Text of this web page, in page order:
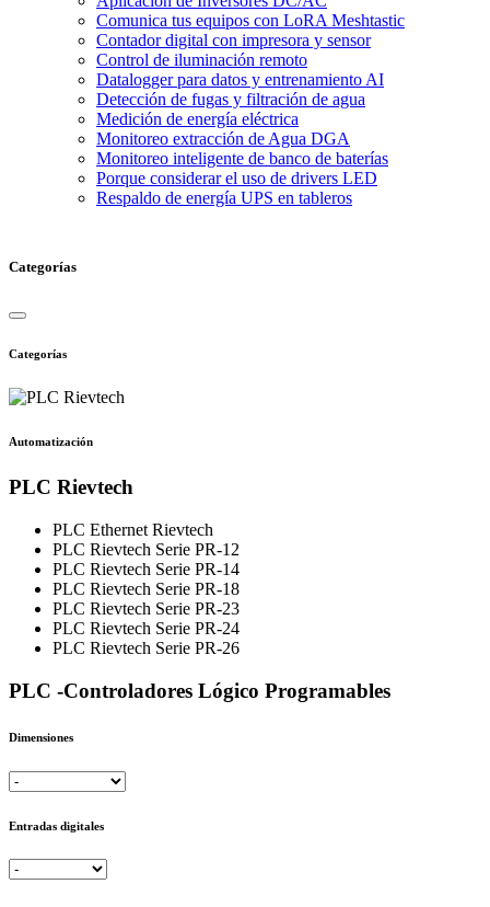
Comunica tus equipos con LoRA Meshtastic
Contador digital con impresora y sensor
Control de iluminación remoto
Datalogger para datos y entrenamiento AI
Detección de fugas y filtración de agua
Medición de energía eléctrica
Monitoreo extracción de Agua DGA
Monitoreo inteligente de banco de baterías
Porque considerar el uso de drivers LED
Respaldo de energía UPS en tableros
Categorías
Categorías
Automatización
PLC Rievtech
PLC Ethernet Rievtech
PLC Rievtech Serie PR-12
PLC Rievtech Serie PR-14
PLC Rievtech Serie PR-18
PLC Rievtech Serie PR-23
PLC Rievtech Serie PR-24
PLC Rievtech Serie PR-26
PLC -Controladores Lógico Programables
Dimensiones
Entradas digitales